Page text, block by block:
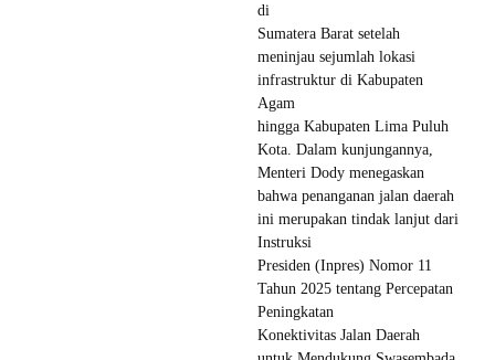
di
Sumatera Barat setelah
meninjau sejumlah lokasi
infrastruktur di Kabupaten
Agam
hingga Kabupaten Lima Puluh
Kota. Dalam kunjungannya,
Menteri Dody menegaskan
bahwa penanganan jalan daerah
ini merupakan tindak lanjut dari
Instruksi
Presiden (Inpres) Nomor 11
Tahun 2025 tentang Percepatan
Peningkatan
Konektivitas Jalan Daerah